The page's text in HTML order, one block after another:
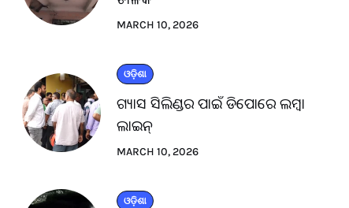
MARCH 10, 2026
ଓଡ଼ିଶା
ଗ୍ୟାସ ସିଲିଣ୍ଡର ପାଇଁ ଡିପୋରେ ଲମ୍ବା
ଲାଇନ୍
MARCH 10, 2026
ଓଡ଼ିଶା